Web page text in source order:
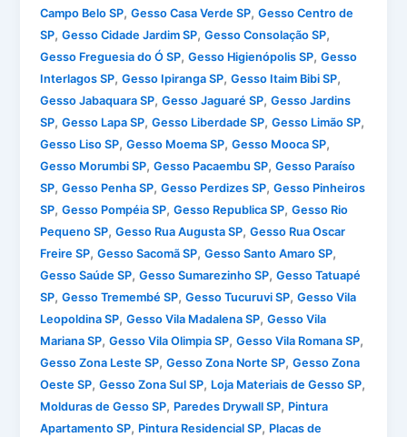
Campo Belo SP,Gesso Casa Verde SP,Gesso Centro de
SP,Gesso Cidade Jardim SP,Gesso Consolação SP,
Gesso Freguesia do Ó SP,Gesso Higienópolis SP,Gesso
Interlagos SP,Gesso Ipiranga SP,Gesso Itaim Bibi SP,
Gesso Jabaquara SP,Gesso Jaguaré SP,Gesso Jardins
SP,Gesso Lapa SP,Gesso Liberdade SP,Gesso Limão SP,
Gesso Liso SP,Gesso Moema SP,Gesso Mooca SP,
Gesso Morumbi SP,Gesso Pacaembu SP,Gesso Paraíso
SP,Gesso Penha SP,Gesso Perdizes SP,Gesso Pinheiros
SP,Gesso Pompéia SP,Gesso Republica SP,Gesso Rio
Pequeno SP,Gesso Rua Augusta SP,Gesso Rua Oscar
Freire SP,Gesso Sacomã SP,Gesso Santo Amaro SP,
Gesso Saúde SP,Gesso Sumarezinho SP,Gesso Tatuapé
SP,Gesso Tremembé SP,Gesso Tucuruvi SP,Gesso Vila
Leopoldina SP,Gesso Vila Madalena SP,Gesso Vila
Mariana SP,Gesso Vila Olimpia SP,Gesso Vila Romana SP,
Gesso Zona Leste SP,Gesso Zona Norte SP,Gesso Zona
Oeste SP,Gesso Zona Sul SP, Loja Materiais de Gesso SP,
Molduras de Gesso SP, Paredes Drywall SP, Pintura
Apartamento SP, Pintura Residencial SP, Placas de